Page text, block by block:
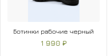
Ботинки рабочие черный
1 990 ₽